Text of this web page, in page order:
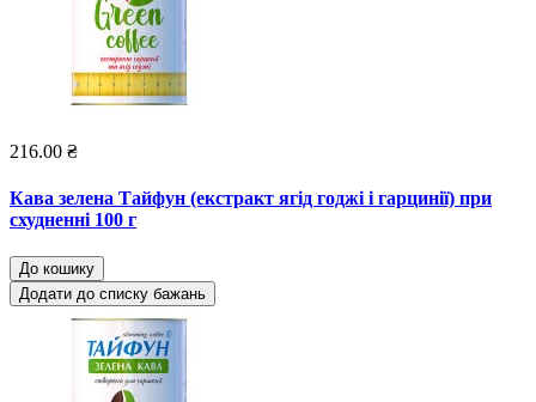
216.00 ₴
Кава зелена Тайфун (екстракт ягід годжі і гарцинії) при
схудненні 100 г
До кошику
Додати до списку бажань